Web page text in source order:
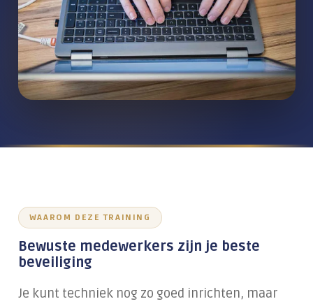
Firewalls
Bewustwording medewerkers
Werken op afstand
TRAINING & ADOPTIE
Microsoft 365
Samenwerken in de cloud
Handelen bij een cyberincident
WAAROM DEZE TRAINING
Bewuste medewerkers zijn je beste
beveiliging
Je kunt techniek nog zo goed inrichten, maar